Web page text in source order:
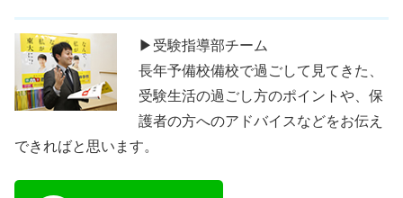
▶受験指導部チーム
長年予備校備校で過ごして見てきた、
受験生活の過ごし方のポイントや、保
護者の方へのアドバイスなどをお伝え
できればと思います。